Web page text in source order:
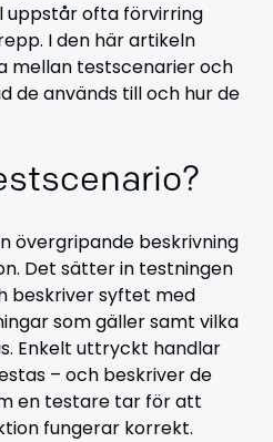
uppstår ofta förvirring
I den här artikeln
mellan testscenarier och
de används till och hur de
övergripande beskrivning
Det sätter in testningen
beskriver syftet med
som gäller samt vilka
Enkelt uttryckt handlar
– och beskriver de
en testare tar för att
fungerar korrekt.